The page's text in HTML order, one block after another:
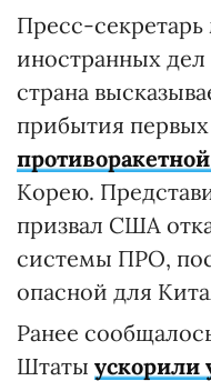
Пресс-
иностранных
страна
прибытия
Корею.
призвал США
системы ПРО,
опасной для
Ранее
Штаты ускорили